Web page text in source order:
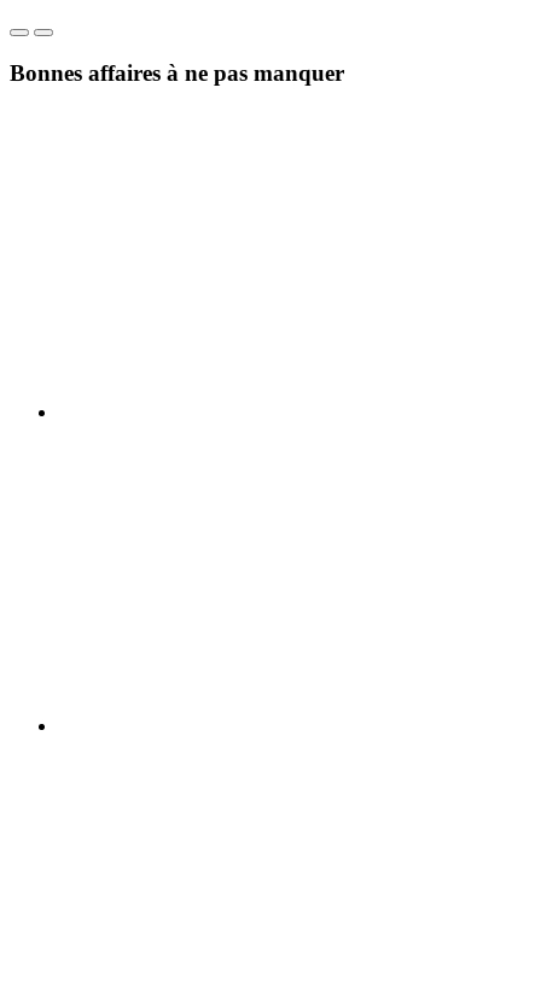
Bonnes affaires à ne pas manquer